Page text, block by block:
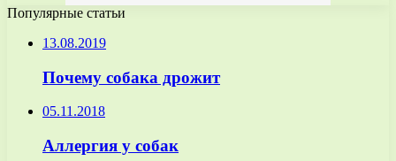
Популярные статьи
13.08.2019
Почему собака дрожит
05.11.2018
Аллергия у собак